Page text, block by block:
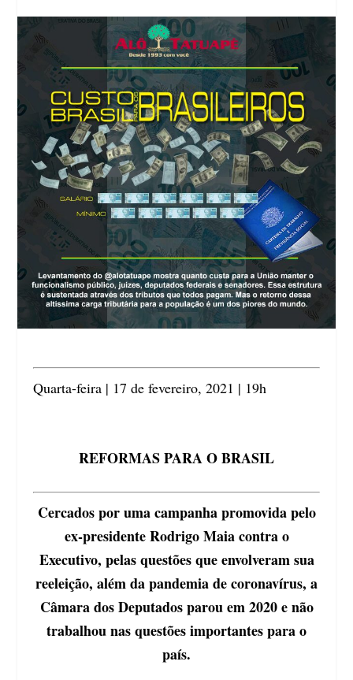
Quarta-feira | 17 de fevereiro, 2021 | 19h
REFORMAS PARA O BRASIL
Cercados por uma campanha promovida pelo
ex-presidente Rodrigo Maia contra o
Executivo, pelas questões que envolveram sua
reeleição, além da pandemia de coronavírus, a
Câmara dos Deputados parou em 2020 e não
trabalhou nas questões importantes para o
país.